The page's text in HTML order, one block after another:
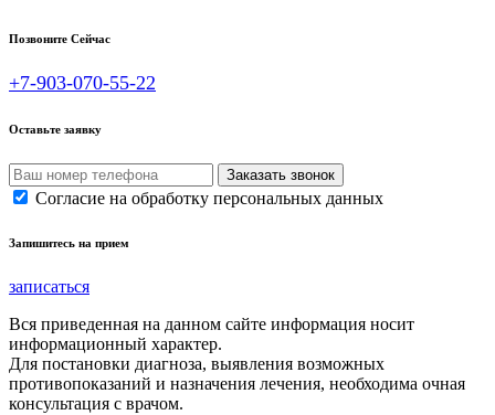
Позвоните Сейчас
+7-903-070-55-22
Оставьте заявку
Согласие на обработку персональных данных
Запишитесь на прием
записаться
Вся приведенная на данном сайте информация носит
информационный характер.
Для постановки диагноза, выявления возможных
противопоказаний и назначения лечения, необходима очная
консультация с врачом.